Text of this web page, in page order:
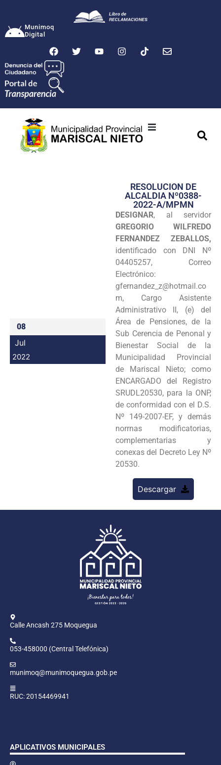
Munimoq
Digital
Transparencia
Seguridad
Programas
Intranet
08
Jul
2022
RESOLUCION DE
ALCALDIA Nº0388-
2022-A/MPMN
DESIGNAR, al servidor
GREGORIO WILFREDO
FERNANDEZ ZEBALLOS,
identificado con DNI Nº
04405257, Correo
Electrónico:
gfernandez_z@hotmail.co
m, Cargo Asistente
Administrativo II, (e) del
Área de Pensiones, de la
Sub Cerencia de Penonal y
Bienestar Social de la
Municipalidad Provincial
de Mariscal Nieto; como
ENCARGADO del Registro
SRUDL20530, para la ONP,
de conformidad con el D.S.
Nº 149-2007-EF, y demás
norrnas modificatorias,
complementarias y
conexas del Decreto Ley Nº
20530.
Descargar
Calle Ancash 275 Moquegua
053-458000 (Central Telefónica)
munimoq@munimoquegua.gob.pe
RUC: 20154469941
APLICATIVOS MUNICIPALES